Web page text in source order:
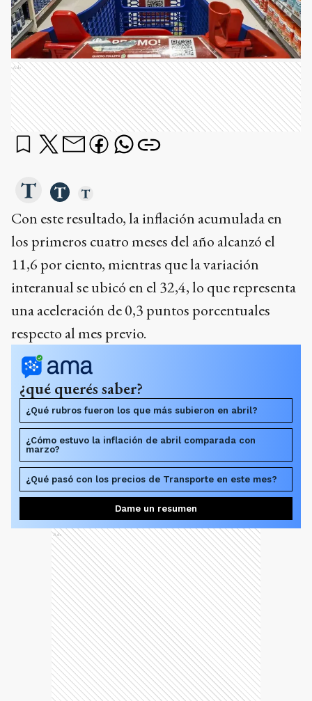
Ads
Con este resultado, la inflación acumulada en
los primeros cuatro meses del año alcanzó el
11,6 por ciento, mientras que la variación
interanual se ubicó en el 32,4, lo que representa
una aceleración de 0,3 puntos porcentuales
respecto al mes previo.
¿qué querés saber?
¿Qué rubros fueron los que más subieron en abril?
¿Cómo estuvo la inflación de abril comparada con
marzo?
¿Qué pasó con los precios de Transporte en este mes?
Dame un resumen
Ads